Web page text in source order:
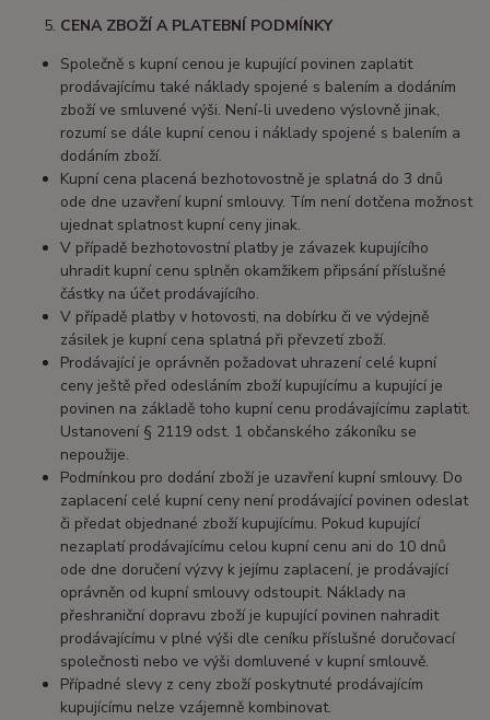
CENA ZBOŽÍ A PLATEBNÍ PODMÍNKY
Společně s kupní cenou je kupující povinen zaplatit
prodávajícímu také náklady spojené s balením a dodáním
zboží ve smluvené výši. Není-li uvedeno výslovně jinak,
rozumí se dále kupní cenou i náklady spojené s balením a
dodáním zboží.
Kupní cena placená bezhotovostně je splatná do 3 dnů
ode dne uzavření kupní smlouvy. Tím není dotčena možnost
ujednat splatnost kupní ceny jinak.
V případě bezhotovostní platby je závazek kupujícího
uhradit kupní cenu splněn okamžikem připsání příslušné
částky na účet prodávajícího.
V případě platby v hotovosti, na dobírku či ve výdejně
zásilek je kupní cena splatná při převzetí zboží.
Prodávající je oprávněn požadovat uhrazení celé kupní
ceny ještě před odesláním zboží kupujícímu a kupující je
povinen na základě toho kupní cenu prodávajícímu zaplatit.
Ustanovení § 2119 odst. 1 občanského zákoníku se
nepoužije.
Podmínkou pro dodání zboží je uzavření kupní smlouvy. Do
zaplacení celé kupní ceny není prodávající povinen odeslat
či předat objednané zboží kupujícímu. Pokud kupující
nezaplatí prodávajícímu celou kupní cenu ani do 10 dnů
ode dne doručení výzvy k jejímu zaplacení, je prodávající
oprávněn od kupní smlouvy odstoupit. Náklady na
přeshraniční dopravu zboží je kupující povinen nahradit
prodávajícímu v plné výši dle ceníku příslušné doručovací
společnosti nebo ve výši domluvené v kupní smlouvě.
Případné slevy z ceny zboží poskytnuté prodávajícím
kupujícímu nelze vzájemně kombinovat.